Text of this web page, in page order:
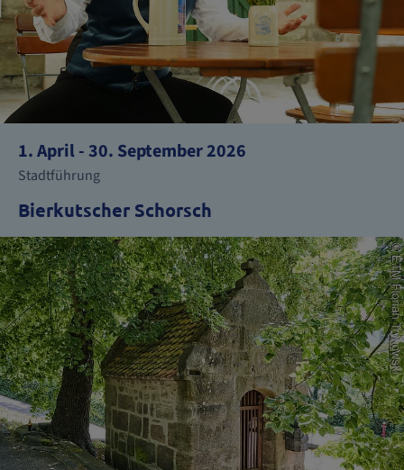
1. April - 30. September 2026
Stadtführung
Bierkutscher Schorsch